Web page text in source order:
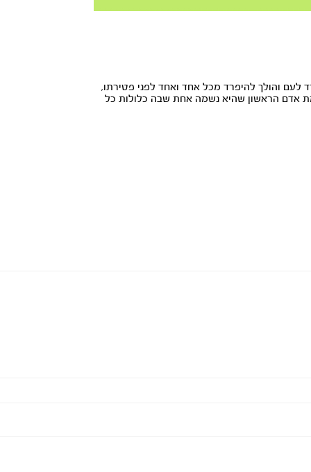
לעם והולך להיפרד מכל אחד ואחד לפני פטירתו,
אדם הראשון שהיא נשמה אחת שבה כלולות כל